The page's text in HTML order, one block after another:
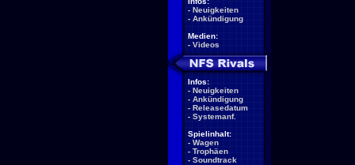
- Neuigkeiten
- Ankündigung
Medien:
- Videos
Infos:
- Neuigkeiten
- Ankündigung
- Releasedatum
- Systemanf.
Spielinhalt:
- Wagen
- Trophäen
- Soundtrack